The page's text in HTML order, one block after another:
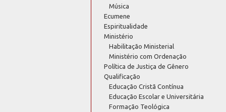
Música
Ecumene
Espiritualidade
Ministério
Habilitação Ministerial
Ministério com Ordenação
Política de Justiça de Gênero
Qualificação
Educação Cristã Contínua
Educação Escolar e Universitária
Formação Teológica